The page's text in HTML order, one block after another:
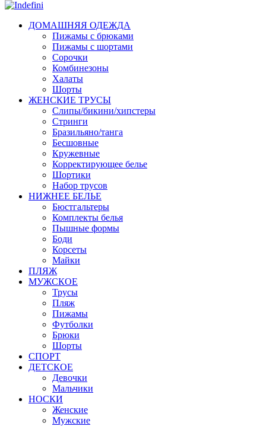
ДОМАШНЯЯ ОДЕЖДА
Пижамы с брюками
Пижамы с шортами
Сорочки
Комбинезоны
Халаты
Шорты
ЖЕНСКИЕ ТРУСЫ
Слипы/бикини/хипстеры
Стринги
Бразильяно/танга
Бесшовные
Кружевные
Корректирующее белье
Шортики
Набор трусов
НИЖНЕЕ БЕЛЬЕ
Бюстгальтеры
Комплекты белья
Пышные формы
Боди
Корсеты
Майки
ПЛЯЖ
МУЖСКОЕ
Трусы
Пляж
Пижамы
Футболки
Брюки
Шорты
СПОРТ
ДЕТСКОЕ
Девочки
Мальчики
НОСКИ
Женские
Мужские